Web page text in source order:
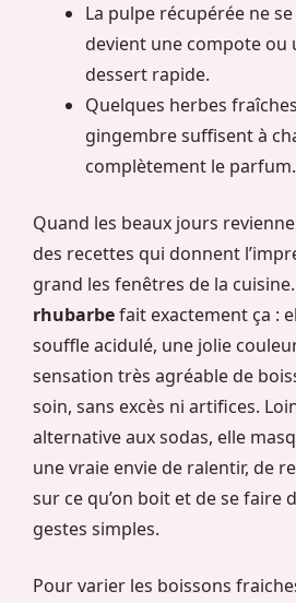
La pulpe récupérée ne
devient une compote ou
dessert rapide.
Quelques herbes
gingembre suffisent à
complètement le parfum.
Quand les beaux jours
des recettes qui donnent
grand les fenêtres de la cuisine.
rhubarbefait exactement ça :
souffle acidulé, une jolie
sensation très agréable de
soin, sans excès ni artifices.
alternative aux sodas, elle
une vraie envie de ralentir, de
sur ce qu’on boit et de se faire
gestes simples.
Pour varier les boissons